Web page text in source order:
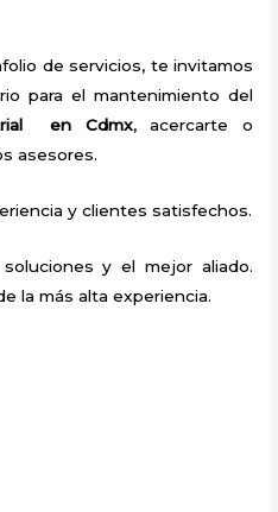
de servicios, te invitamos
para el mantenimiento del
en Cdmx, acercarte o
asesores.
y clientes satisfechos.
y el mejor aliado.
la más alta experiencia.